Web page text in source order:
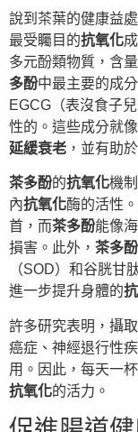
說到茶葉的健康益
最受矚目的抗氧化
多元酚類物質，含
多酚中最主要的成
EGCG（表沒食子
性的。這些成分就
延緩衰老 ，並有助
茶多酚的抗氧化機
內抗氧化酶的活性
首，而茶多酚能像
損害。此外， 茶多酚
（SOD）和谷胱甘
進一步提升身體的
許多研究表明，攝取
癌症、神經退行性
用。因此，每天一
抗氧化的活力。